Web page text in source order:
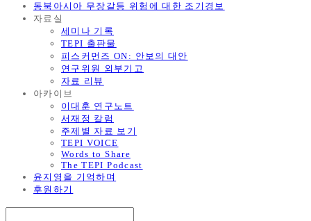
동북아시아 무장갈등 위험에 대한 조기경보
자료실
세미나 기록
TEPI 출판물
피스커먼즈 ON: 안보의 대안
연구위원 외부기고
자료 리뷰
아카이브
이대훈 연구노트
서재정 칼럼
주제별 자료 보기
TEPI VOICE
Words to Share
The TEPI Podcast
윤지영을 기억하며
후원하기